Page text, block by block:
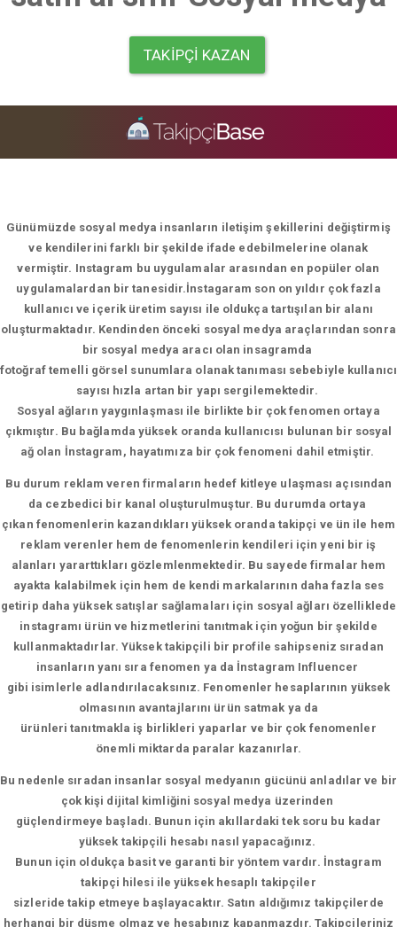
TAKIPÇI KAZAN
Günümüzde sosyal medya insanların iletişim şekillerini değiştirmiş
ve kendilerini farklı bir şekilde ifade edebilmelerine olanak
vermiştir. Instagram bu uygulamalar arasından en popüler olan
uygulamalardan bir tanesidir.İnstagaram son on yıldır çok fazla
kullanıcı ve içerik üretim sayısı ile oldukça tartışılan bir alanı
oluşturmaktadır. Kendinden önceki sosyal medya araçlarından sonra
bir sosyal medya aracı olan insagramda
fotoğraf temelli görsel sunumlara olanak tanıması sebebiyle kullanıcı
sayısı hızla artan bir yapı sergilemektedir.
Sosyal ağların yaygınlaşması ile birlikte bir çok fenomen ortaya
çıkmıştır. Bu bağlamda yüksek oranda kullanıcısı bulunan bir sosyal
ağ olan İnstagram, hayatımıza bir çok fenomeni dahil etmiştir.
Bu durum reklam veren firmaların hedef kitleye ulaşması açısından
da cezbedici bir kanal oluşturulmuştur. Bu durumda ortaya
çıkan fenomenlerin kazandıkları yüksek oranda takipçi ve ün ile hem
reklam verenler hem de fenomenlerin kendileri için yeni bir iş
alanları yararttıkları gözlemlenmektedir. Bu sayede firmalar hem
ayakta kalabilmek için hem de kendi markalarının daha fazla ses
getirip daha yüksek satışlar sağlamaları için sosyal ağları özelliklede
instagramı ürün ve hizmetlerini tanıtmak için yoğun bir şekilde
kullanmaktadırlar. Yüksek takipçili bir profile sahipseniz sıradan
insanların yanı sıra fenomen ya da İnstagram Influencer
gibi isimlerle adlandırılacaksınız. Fenomenler hesaplarının yüksek
olmasının avantajlarını ürün satmak ya da
ürünleri tanıtmakla iş birlikleri yaparlar ve bir çok fenomenler
önemli miktarda paralar kazanırlar.
Bu nedenle sıradan insanlar sosyal medyanın gücünü anladılar ve bir
çok kişi dijital kimliğini sosyal medya üzerinden
güçlendirmeye başladı. Bunun için akıllardaki tek soru bu kadar
yüksek takipçili hesabı nasıl yapacağınız.
Bunun için oldukça basit ve garanti bir yöntem vardır. İnstagram
takipçi hilesi ile yüksek hesaplı takipçiler
sizleride takip etmeye başlayacaktır. Satın aldığımız takipçilerde
herhangi bir düşme olmaz ve hesabınız kapanmazdır. Takipçileriniz